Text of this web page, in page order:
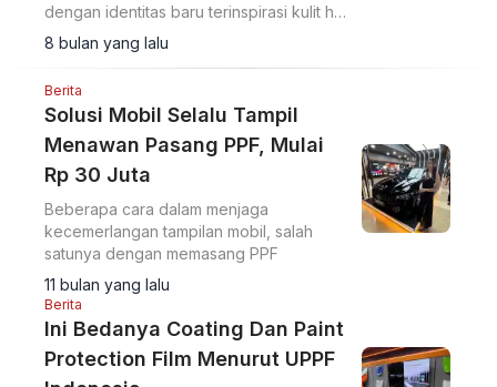
dengan identitas baru terinspirasi kulit hiu
serta nama produk baru Hammerhead.
8 bulan yang lalu
Berita
Solusi Mobil Selalu Tampil
Menawan Pasang PPF, Mulai
Rp 30 Juta
Beberapa cara dalam menjaga
kecemerlangan tampilan mobil, salah
satunya dengan memasang PPF
11 bulan yang lalu
Berita
Ini Bedanya Coating Dan Paint
Protection Film Menurut UPPF